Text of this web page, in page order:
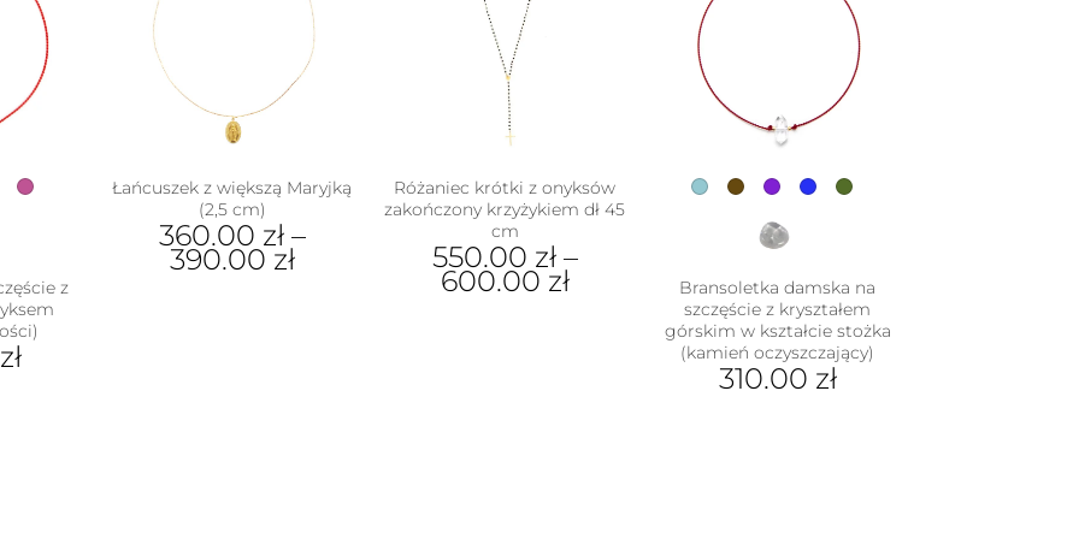
Opcje
można
wybrać
na
stronie
produktu
z
zł
Łańcuszek z większą Maryjką
(2,5 cm)
360.00 zł–
390.00 zł
Różaniec krótki z onyksów
zakończony krzyżykiem dł 45
cm
550.00 zł–
600.00 zł
Bransoletka damska na
szczęście z kryształem
górskim w kształcie stożka
(kamień oczyszczający)
310.00 zł